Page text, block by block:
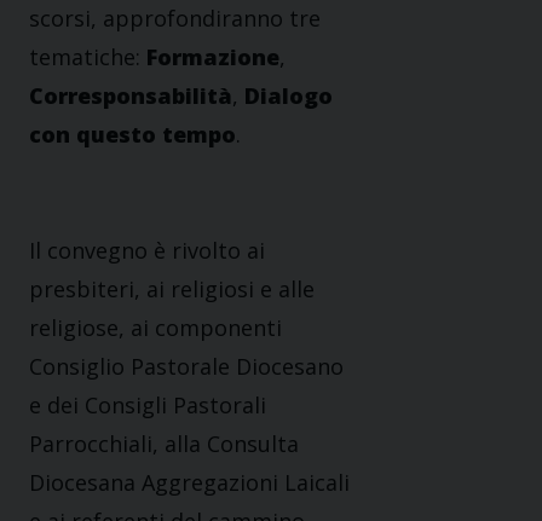
scorsi, approfondiranno tre
tematiche: Formazione,
Corresponsabilità, Dialogo
con questo tempo.
Il convegno è rivolto ai
presbiteri, ai religiosi e alle
religiose, ai componenti
Consiglio Pastorale Diocesano
e dei Consigli Pastorali
Parrocchiali, alla Consulta
Diocesana Aggregazioni Laicali